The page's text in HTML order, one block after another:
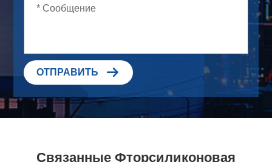
ОТПРАВИТЬ 
Связанные Фторсиликоновая